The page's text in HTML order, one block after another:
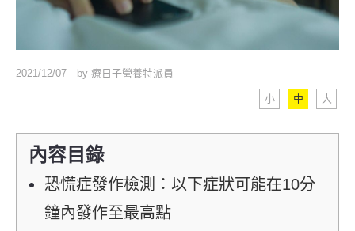
2021/12/07 by 療日子營養特派員
小 中 大
內容目錄
恐慌症發作檢測：以下症狀可能在10分
鐘內發作至最高點